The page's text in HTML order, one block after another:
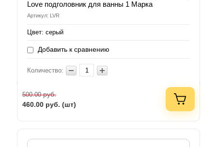
Love подголовник для ванны 1 Марка
Артикул: LVR
Цвет: серый
Добавить к сравнению
Количество:
500.00руб.
460.00 руб. (шт)